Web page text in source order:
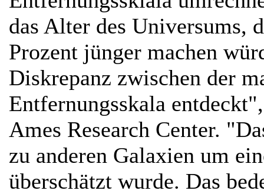
das Alter des Universums,
Prozent jünger machen
Diskrepanz zwischen der
Entfernungsskala
Ames Research Center.
zu anderen Galaxien um
überschätzt wurde. Das